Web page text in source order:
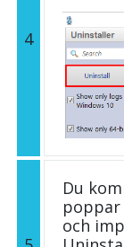
4
Du
poppar
och